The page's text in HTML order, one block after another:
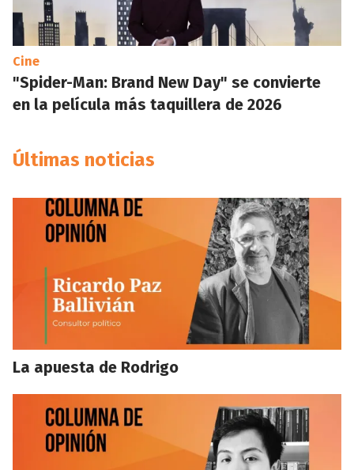
Cine
"Spider-Man: Brand New Day" se convierte
en la película más taquillera de 2026
Últimas noticias
La apuesta de Rodrigo